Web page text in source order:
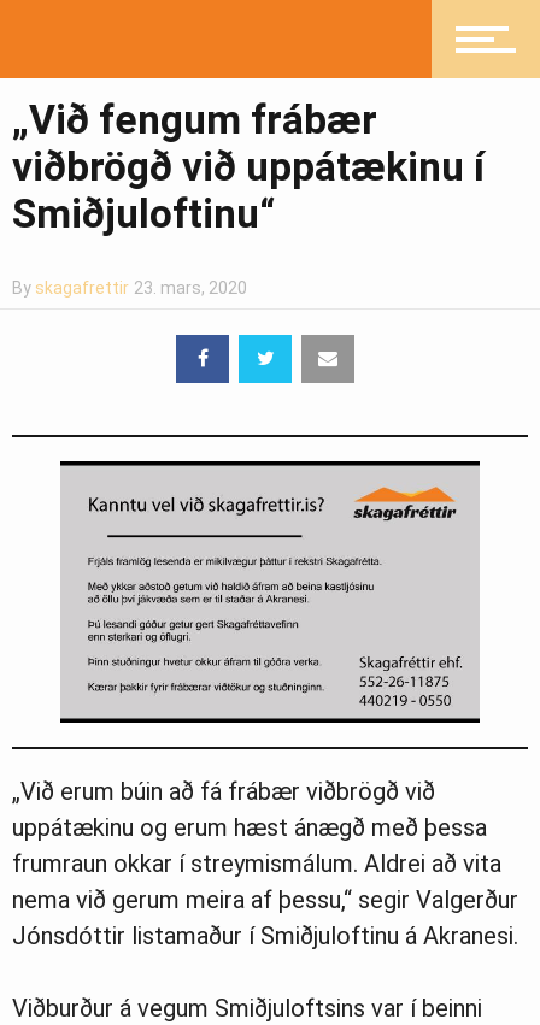
Heilsueflandi samfélag
Pistlar
Ljósmyndasafn
„Við fengum frábær
viðbrögð við uppátækinu í
Smiðjuloftinu“
By skagafrettir 23. mars, 2020
„Við erum búin að fá frábær viðbrögð við
uppátækinu og erum hæst ánægð með þessa
frumraun okkar í streymismálum. Aldrei að vita
nema við gerum meira af þessu,“ segir Valgerður
Jónsdóttir listamaður í Smiðjuloftinu á Akranesi.
Viðburður á vegum Smiðjuloftsins var í beinni